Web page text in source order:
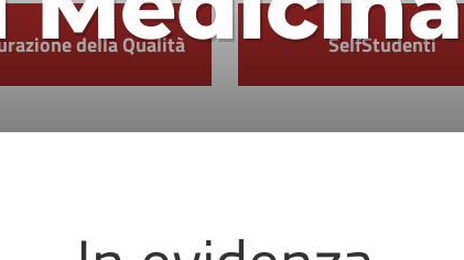
della Qualità SelfStudenti